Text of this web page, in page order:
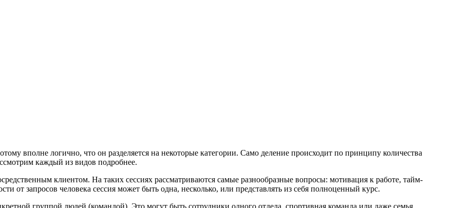
вполне логично, что он разделяется на некоторые категории. Само деление происходит по принципу количества
каждый из видов подробнее.
клиентом. На таких сессиях рассматриваются самые разнообразные вопросы: мотивация к работе, тайм-
от запросов человека сессия может быть одна, несколько, или представлять из себя полноценный курс.
группой людей (командой). Это могут быть сотрудники одного отдела, спортивная команда или даже семья.